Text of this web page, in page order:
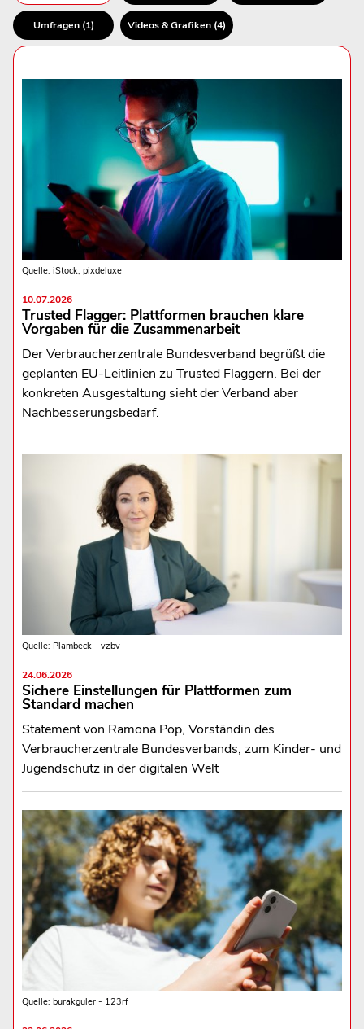
Umfragen (1) Videos & Grafiken (4)
Quelle: iStock, pixdeluxe
10.07.2026
Trusted Flagger: Plattformen brauchen klare
Vorgaben für die Zusammenarbeit
Der Verbraucherzentrale Bundesverband begrüßt die
geplanten EU-Leitlinien zu Trusted Flaggern. Bei der
konkreten Ausgestaltung sieht der Verband aber
Nachbesserungsbedarf.
Quelle: Plambeck - vzbv
24.06.2026
Sichere Einstellungen für Plattformen zum
Standard machen
Statement von Ramona Pop, Vorständin des
Verbraucherzentrale Bundesverbands, zum Kinder- und
Jugendschutz in der digitalen Welt
Quelle: burakguler - 123rf